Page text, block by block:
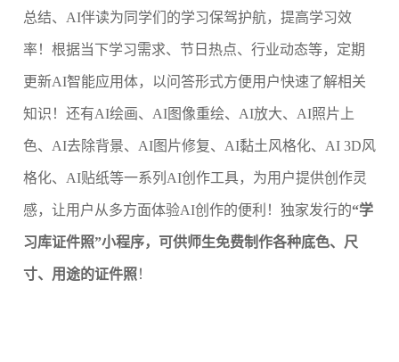
总结、AI伴读为同学们的学习保驾护航，提高学习效
率！根据当下学习需求、节日热点、行业动态等，定期
更新AI智能应用体，以问答形式方便用户快速了解相关
知识！还有AI绘画、AI图像重绘、AI放大、AI照片上
色、AI去除背景、AI图片修复、AI黏土风格化、AI 3D风
格化、AI贴纸等一系列AI创作工具，为用户提供创作灵
感，让用户从多方面体验AI创作的便利！独家发行的“学
习库证件照”小程序，可供师生免费制作各种底色、尺
寸、用途的证件照！